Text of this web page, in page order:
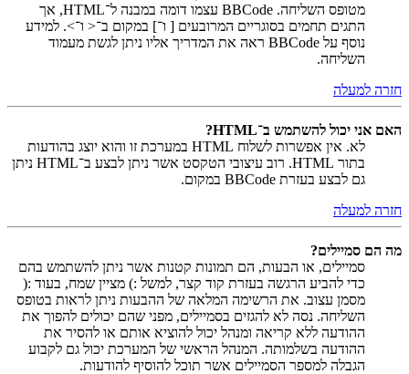
מטופס השליחה. BBCode עצמו דומה במבנה ל־HTML, אך
התגים תחמים בסוגריים המרובעים [ ו־] במקום ב־< ו־>. למידע
נוסף על BBCode ראה את המדריך אליו ניתן לגשת מעמוד
השליחה.
חזרה למעלה
האם אני יכול להשתמש ב־HTML?
לא. אין אפשרות לשלוח HTML במערכת זו והוא יוצג בהודעות
בתור HTML. רוב עיצובי הטקסט אשר ניתן לבצע ב־HTML ניתן
גם לבצע בעזרת BBCode במקום.
חזרה למעלה
מה הם סמיילים?
סמיילים, או הבעות, הם תמונות קטנות אשר ניתן להשתמש בהם
כדי להביע הרגשה בעזרת קוד קצר, למשל :) מציין שמח, בעוד :(
מסמן עצוב. את הרשימה המלאה של ההבעות ניתן לראות בטופס
השליחה. נסה לא להגזים בסמיילים, מפני שהם יכולים להפוך את
ההודעה ללא קריאה ומנהל יכול להוציא אותם או להסיר את
ההודעה בשלמותה. המנהל הראשי של המערכת יכול גם לקבוע
הגבלה למספר הסמיילים אשר תוכל להוסיף להודעות.